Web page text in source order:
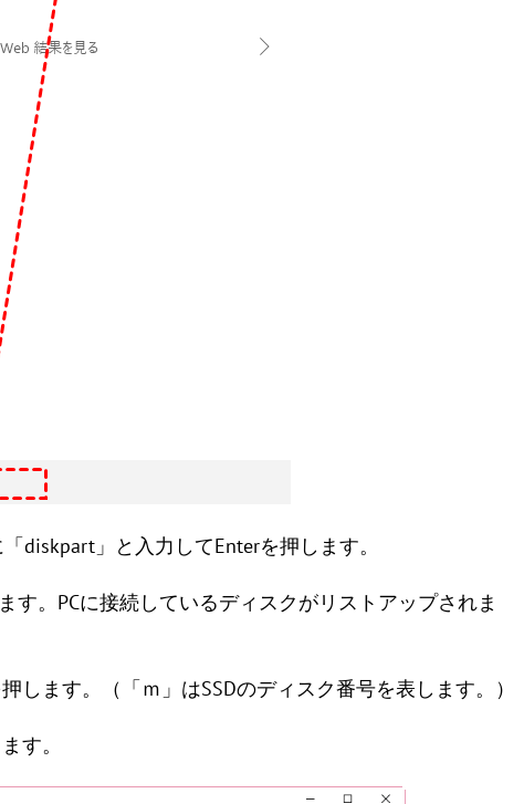
diskpart」と入力してEnterを押します。
す。PCに接続しているディスクがリストアップされま
します。（「ｍ」はSSDのディスク番号を表します。）
す。